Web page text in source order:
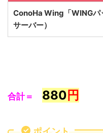
ConoHa Wing「WINGパ
サーバー）
合計＝ 880 円